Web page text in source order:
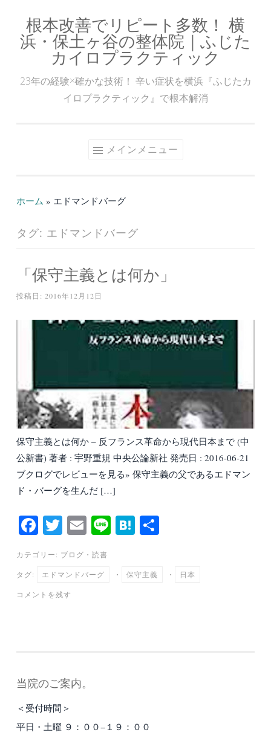
ン
根本改善でリピート多数！ 横
浜・保土ヶ谷の整体院｜ふじた
カイロプラクティック
23年の経験×確かな技術！ 辛い症状を横浜『ふじたカ
イロプラクティック』で根本解消
メインメニュー
ホーム » エドマンドバーグ
タグ: エドマンドバーグ
「保守主義とは何か」
投稿日: 2016年12月12日
保守主義とは何か – 反フランス革命から現代日本まで (中
公新書) 著者 : 宇野重規 中央公論新社 発売日 : 2016-06-21
ブクログでレビューを見る» 保守主義の父であるエドマン
ド・バーグを生んだ […]
Fa
ce
bo
ok
T
wi
tte
r
E
m
ail
Li H
a
カテゴリー: ブログ ・ 読書
タグ: エドマンドバーグ ・ 保守主義 ・ 日本
コメントを残す
当院のご案内。
＜受付時間＞
平日・土曜 ９：００−１９：００